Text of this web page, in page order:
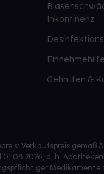
Inkontinenz
Gehhilfen &
Verkaufspreis gemäß
d. h.
Medikamente